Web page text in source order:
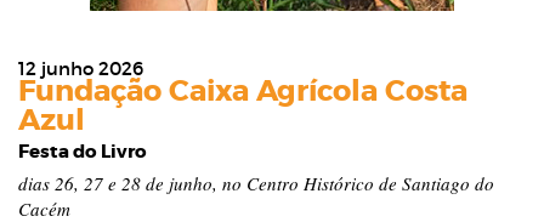
12 junho 2026
Fundação Caixa Agrícola Costa
Azul
Festa do Livro
dias 26, 27 e 28 de junho, no Centro Histórico de Santiago do
Cacém